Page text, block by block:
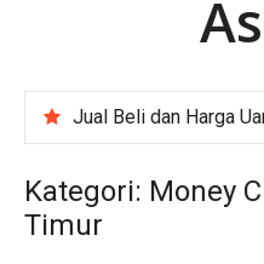
Kategori: Money
Timur